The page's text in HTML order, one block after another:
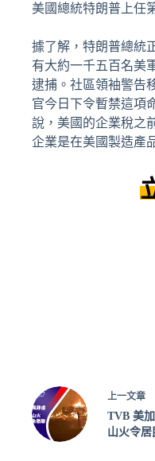
美國總統特朗普上任
據了解，特朗普總統
有大約一千五百名美
逮捕。社區領袖警告
官今日下令暫禁這項
說，美國的企業稅之
企業是在美國製造產
上一文章
TVB 美
山火令居